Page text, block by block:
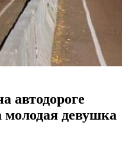
автодороге
девушка